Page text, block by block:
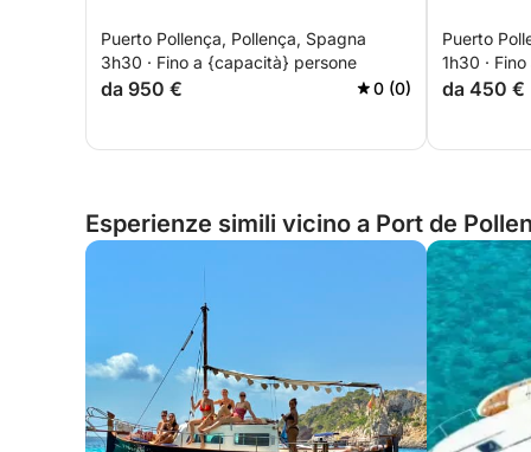
Puerto Pollença, Pollença, Spagna
3h30 · Fino a {capacità} persone
da 950 € 0 (0)
Puerto
1h30 ·
da 450 €
Esperienze simili vicino a Port de